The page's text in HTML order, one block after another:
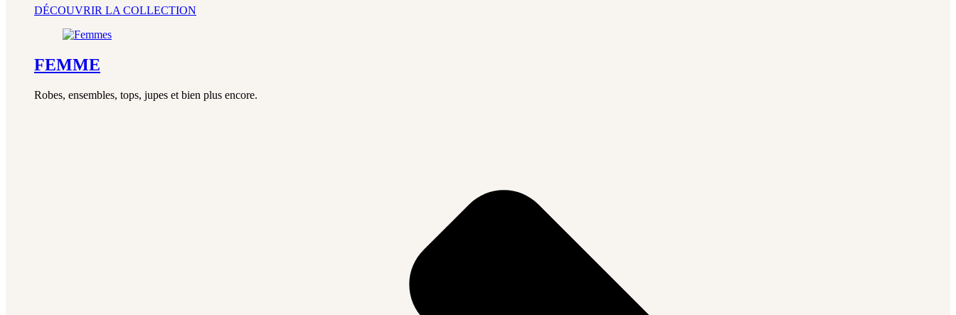
DÉCOUVRIR LA COLLECTION
FEMME
Robes, ensembles, tops, jupes et bien plus encore.